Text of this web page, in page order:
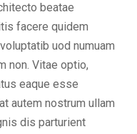
beatae
facere quidem
uod numuam
non. Vitae optio,
eaque esse
autem nostrum ullam
dis parturient